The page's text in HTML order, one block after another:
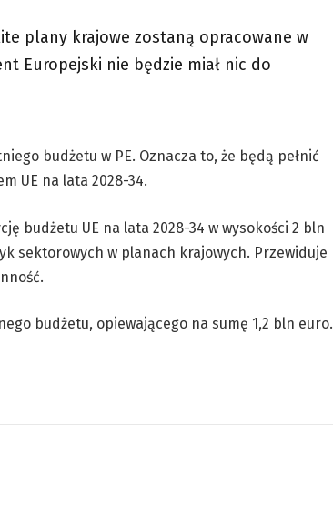
plany krajowe zostaną opracowane w
Europejski nie będzie miał nic do
budżetu w PE. Oznacza to, że będą pełnić
UE na lata 2028-34.
budżetu UE na lata 2028-34 w wysokości 2 bln
sektorowych w planach krajowych. Przewiduje
budżetu, opiewającego na sumę 1,2 bln euro.